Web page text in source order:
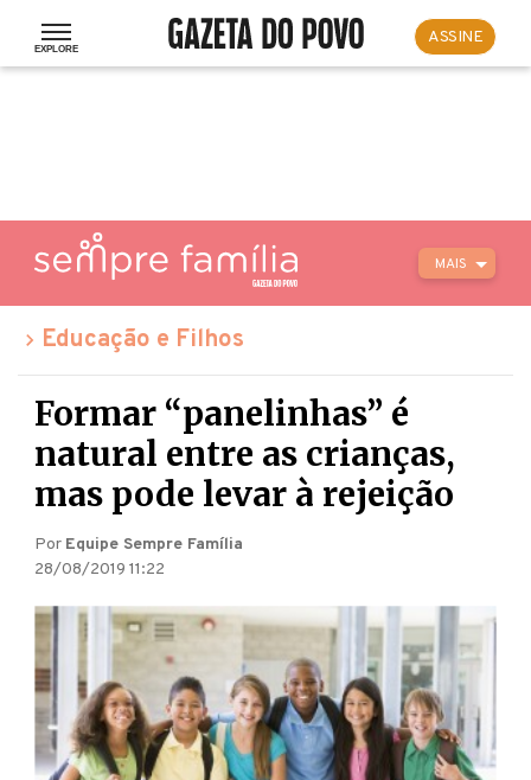
ASSINE
MAIS
Educação e Filhos
Formar “panelinhas” é
natural entre as crianças,
mas pode levar à rejeição
Por Equipe Sempre Família
28/08/2019 11:22